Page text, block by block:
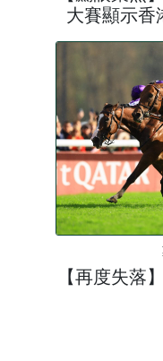
大賽顯示香
【再度失落